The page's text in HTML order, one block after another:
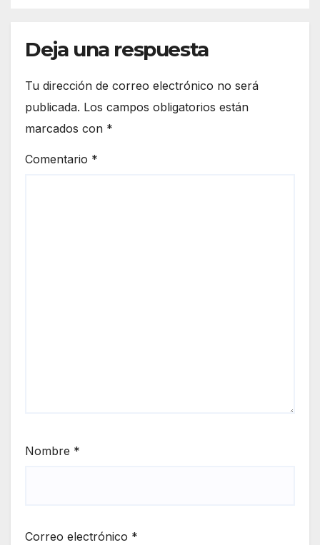
Deja una respuesta
Tu dirección de correo electrónico no será
publicada. Los campos obligatorios están
marcados con *
Comentario *
Nombre *
Correo electrónico *